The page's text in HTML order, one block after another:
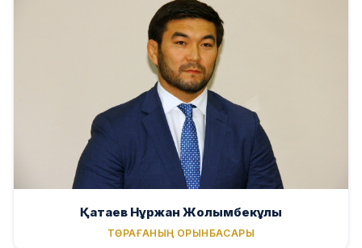
Қатаев Нұржан Жолымбекұлы
ТӨРАҒАНЫҢ ОРЫНБАСАРЫ